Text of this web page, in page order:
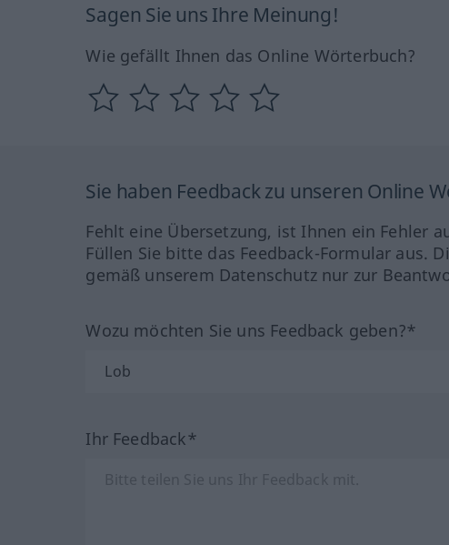
Sagen Sie uns Ihre Meinung!
Wie gefällt Ihnen das Online Wörterbuch?
Sie haben Feedback zu unseren Online
Fehlt eine Übersetzung, ist Ihnen ein Fehler
Füllen Sie bitte das Feedback-Formular aus.
gemäß unserem Datenschutz nur zur
Wozu möchten Sie uns Feedback geben?*
Ihr Feedback*